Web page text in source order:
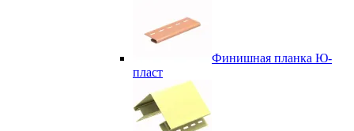
Финишная планка Ю-
пласт